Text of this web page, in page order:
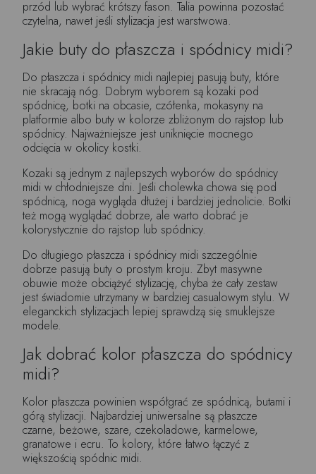
przód lub wybrać krótszy fason. Talia powinna pozostać
czytelna, nawet jeśli stylizacja jest warstwowa.
Jakie buty do płaszcza i spódnicy midi?
Do płaszcza i spódnicy midi najlepiej pasują buty, które
nie skracają nóg. Dobrym wyborem są kozaki pod
spódnicę, botki na obcasie, czółenka, mokasyny na
platformie albo buty w kolorze zbliżonym do rajstop lub
spódnicy. Najważniejsze jest uniknięcie mocnego
odcięcia w okolicy kostki.
Kozaki są jednym z najlepszych wyborów do spódnicy
midi w chłodniejsze dni. Jeśli cholewka chowa się pod
spódnicą, noga wygląda dłużej i bardziej jednolicie. Botki
też mogą wyglądać dobrze, ale warto dobrać je
kolorystycznie do rajstop lub spódnicy.
Do długiego płaszcza i spódnicy midi szczególnie
dobrze pasują buty o prostym kroju. Zbyt masywne
obuwie może obciążyć stylizację, chyba że cały zestaw
jest świadomie utrzymany w bardziej casualowym stylu. W
eleganckich stylizacjach lepiej sprawdzą się smuklejsze
modele.
Jak dobrać kolor płaszcza do spódnicy
midi?
Kolor płaszcza powinien współgrać ze spódnicą, butami i
górą stylizacji. Najbardziej uniwersalne są płaszcze
czarne, beżowe, szare, czekoladowe, karmelowe,
granatowe i ecru. To kolory, które łatwo łączyć z
większością spódnic midi.